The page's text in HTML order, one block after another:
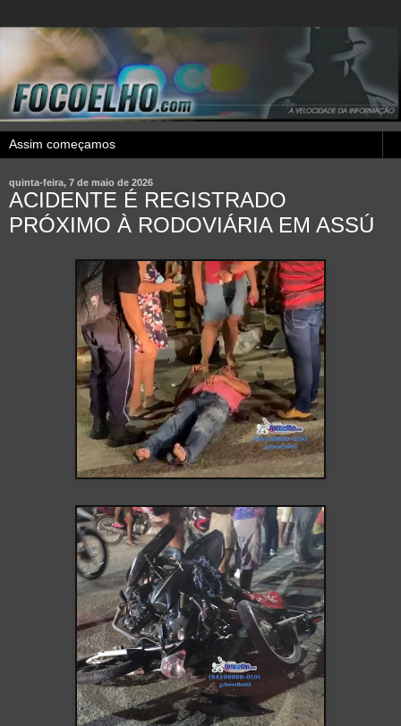
quinta-feira, 7 de maio de 2026
ACIDENTE É REGISTRADO
PRÓXIMO À RODOVIÁRIA EM ASSÚ